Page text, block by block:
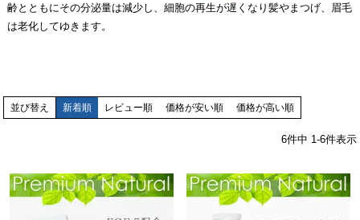
齢とともにその分泌量は減少し、細胞の再生が遅くなり髪やまつげ、眉毛
は老化してゆきます。
並び替え 新着順 レビュー順 価格が安い順 価格が高い順
6件中 1-6件表示